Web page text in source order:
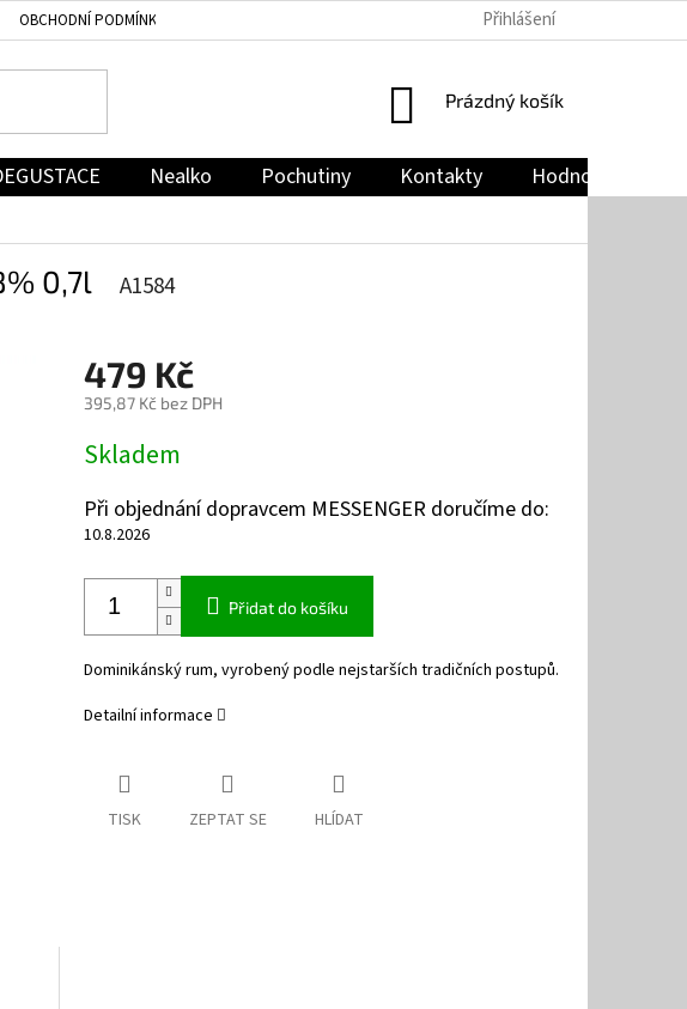
OBCHODNÍ PODMÍNKY JAK NAKUPOVAT
Přihlášení
NÁKUPNÍ
Prázdný košík
Nealko Pochutiny Kontakty Hodnocení
0,7l A1584
479 Kč
395,87 Kč bez DPH
cena:
Skladem
Při objednání dopravcem MESSENGER doručíme do:
10.8.2026
Přidat do košíku
Dominikánský rum, vyrobený podle nejstarších tradičních postupů.
Detailní informace
TISK ZEPTAT SE HLÍDAT